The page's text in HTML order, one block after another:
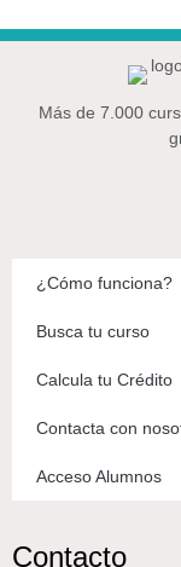
Más de 7.000
¿Cómo funciona?
Busca tu curso
Calcula tu Crédito
Contacta con
Acceso Alumnos
Contacto